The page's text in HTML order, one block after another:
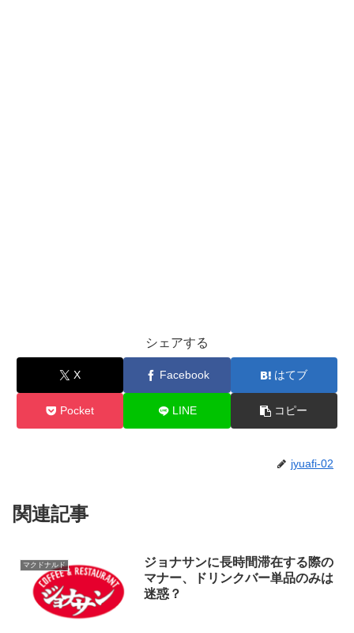
シェアする
X Facebook はてブ
Pocket LINE コピー
jyuafi-02
関連記事
マクドナルド
ジョナサンに長時間滞在する際の
マナー、ドリンクバー単品のみは
迷惑？